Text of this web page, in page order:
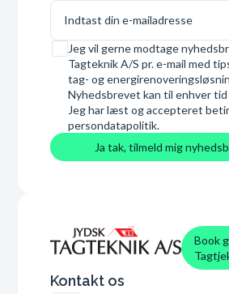
E-mail
Samtykke
Jeg vil gerne modtage
Tagteknik A/S pr. e-mail med
tag- og
Nyhedsbrevet kan til enhver
Jeg har læst og accepteret
persondatapolitik.
Ja tak, tilmeld mig
Book
Kontakt os